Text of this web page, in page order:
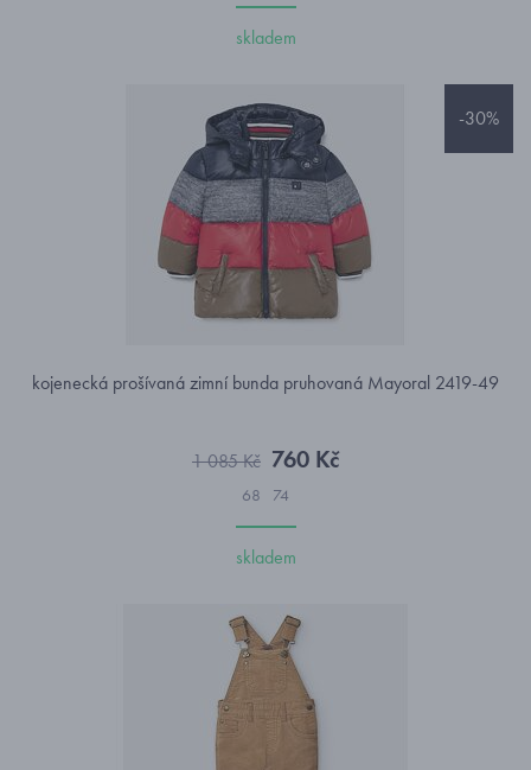
skladem
-30%
kojenecká prošívaná zimní bunda pruhovaná Mayoral 2419-49
1 085 Kč 760 Kč
68 74
skladem